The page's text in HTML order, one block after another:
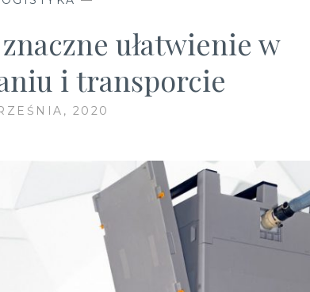
ułatwienie w
i transporcie
2020